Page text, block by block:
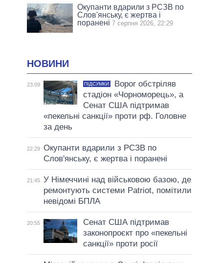
Окупанти вдарили з РСЗВ по
Слов'янську, є жертва і
поранені 7 серпня 2026, 22:29
НОВИНИ
23:09 ПІДСУМКИ
Ворог обстріляв
стадіон «Чорноморець», а
Сенат США підтримав
«пекельні санкції» проти рф. Головне
за день
22:29 Окупанти вдарили з РСЗВ по
Слов'янську, є жертва і поранені
21:45 У Німеччині над військовою базою, де
ремонтують системи Patriot, помітили
невідомі БПЛА
20:55
Сенат США підтримав
законопроєкт про «пекельні
санкції» проти росії